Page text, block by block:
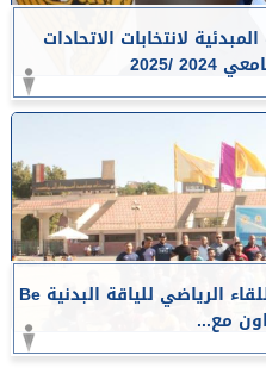
لانتخابات الاتحادات
/2025
جامعة أسيوط تشهد انطلاق ”اللقاء الرياضي للياقة البدنية Be